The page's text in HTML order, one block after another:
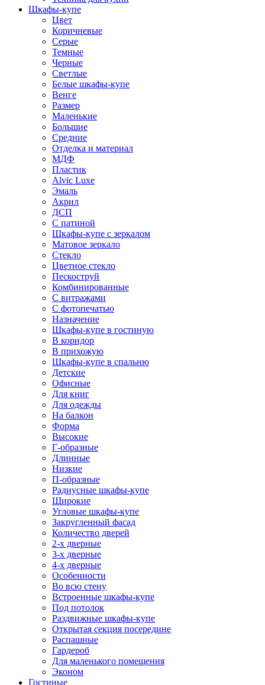
Шкафы-купе
Цвет
Коричневые
Серые
Темные
Черные
Светлые
Белые шкафы-купе
Венге
Размер
Маленькие
Большие
Средние
Отделка и материал
МДФ
Пластик
Alvic Luxe
Эмаль
Акрил
ДСП
С патиной
Шкафы-купе с зеркалом
Матовое зеркало
Стекло
Цветное стекло
Пескоструй
Комбинированные
С витражами
С фотопечатью
Назначение
Шкафы-купе в гостиную
В коридор
В прихожую
Шкафы-купе в спальню
Детские
Офисные
Для книг
Для одежды
На балкон
Форма
Высокие
Г-образные
Длинные
Низкие
П-образные
Радиусные шкафы-купе
Широкие
Угловые шкафы-купе
Закругленный фасад
Количество дверей
2-х дверные
3-х дверные
4-х дверные
Особенности
Во всю стену
Встроенные шкафы-купе
Под потолок
Раздвижные шкафы-купе
Открытая секция посередине
Распашные
Гардероб
Для маленького помещения
Эконом
Гостиные